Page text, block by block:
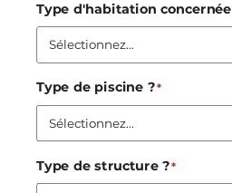
Type d'habitation concernée
Type de piscine ?*
Type de structure ?*